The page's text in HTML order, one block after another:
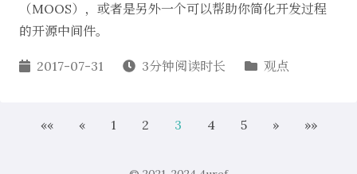
（MOOS），或者是另外一个可以帮助你简化开发过程
的开源中间件。
2017-07-31 3分钟阅读时长 观点
«« « 1 2 3 4 5 » »»